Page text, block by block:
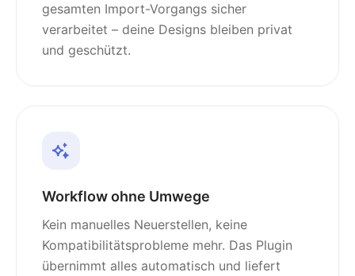
gesamten Import-Vorgangs sicher
verarbeitet – deine Designs bleiben privat
und geschützt.
Workflow ohne Umwege
Kein manuelles Neuerstellen, keine
Kompatibilitätsprobleme mehr. Das Plugin
übernimmt alles automatisch und liefert